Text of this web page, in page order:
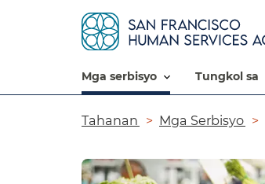
mga serbisyo​​ tungkol sa​​
Breadcrumb​​
Tahanan​​ Mga Serbisyo​​